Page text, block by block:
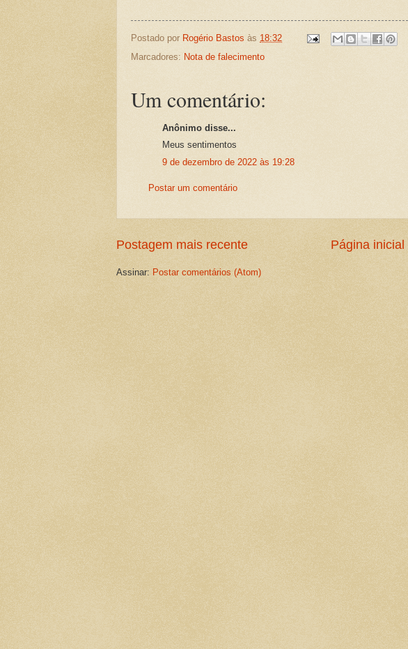
Postado por Rogério Bastos às 18:32
Marcadores: Nota de falecimento
Um comentário:
Anônimo disse...
Meus sentimentos
9 de dezembro de 2022 às 19:28
Postar um comentário
Postagem mais recente Página inicial
Assinar: Postar comentários (Atom)